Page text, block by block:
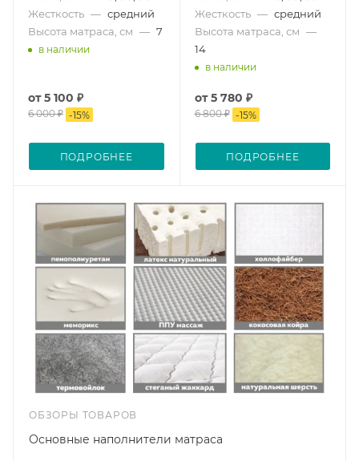
Жесткость — средний
Высота матраса, см — 7
в наличии
от5 100 ₽
6 000 ₽ -15%
ПОДРОБНЕЕ
Жесткость — средний
Высота матраса, см —
14
в наличии
от5 780 ₽
6 800 ₽ -15%
ПОДРОБНЕЕ
ОБЗОРЫ ТОВАРОВ
Основные наполнители матраса